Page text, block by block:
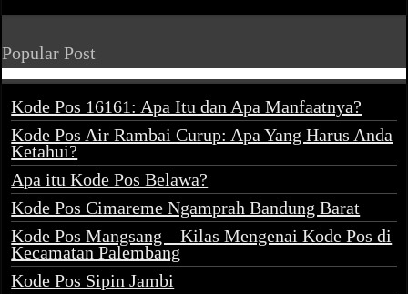
Popular Post
Kode Pos 16161: Apa Itu dan Apa Manfaatnya?
Kode Pos Air Rambai Curup: Apa Yang Harus Anda
Ketahui?
Apa itu Kode Pos Belawa?
Kode Pos Cimareme Ngamprah Bandung Barat
Kode Pos Mangsang – Kilas Mengenai Kode Pos di
Kecamatan Palembang
Kode Pos Sipin Jambi